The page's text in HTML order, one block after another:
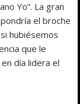
Yo”. La gran
el broche
hubiésemos
que le
día lidera el